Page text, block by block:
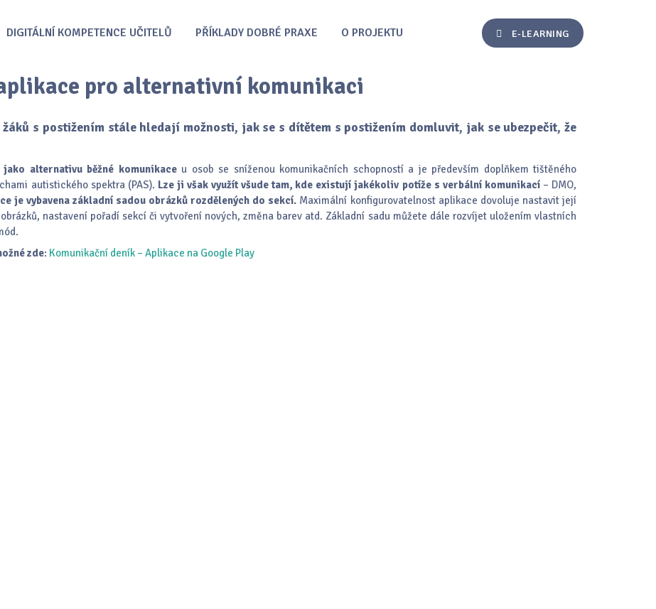
DIGITÁLNÍ KOMPETENCE UČITELŮ PŘÍKLADY DOBRÉ PRAXE O PROJEKTU E-LEARNING
pro alternativní komunikaci
s postižením stále hledají možnosti, jak se s dítětem s postižením domluvit, jak se ubezpečit, že
alternativu běžné komunikaceu osob se sníženou komunikačních schopností a je především doplňkem tištěného
autistického spektra (PAS). Lze ji však využít všude tam, kde existují jakékoliv potíže s verbální komunikací– DMO,
je vybavena základní sadou obrázků rozdělených do sekcí. Maximální konfigurovatelnost aplikace dovoluje nastavit její
nastavení pořadí sekcí či vytvoření nových, změna barev atd. Základní sadu můžete dále rozvíjet uložením vlastních
zde: Komunikační deník – Aplikace na Google Play